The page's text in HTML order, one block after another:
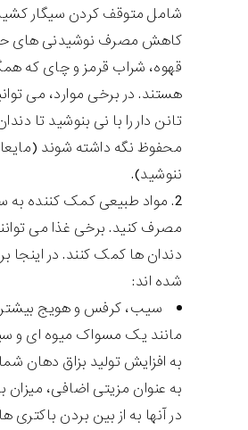
شامل متوقف کردن سیگار
کاهش مصرف نوشیدنی های
قهوه، شراب قرمز و چای که
هستند. در برخی موارد، می
تانن دار را با نی بنوشید تا
محفوظ نگه داشته شوند
ننوشید).
مواد طبیعی کمک کننده به
مصرف کنید. برخی غذا می
دندان ها کمک کنند. در اینجا
شده اند:
سیب، کرفس و هویج
مانند یک مسواک میوه ای و
به افزایش تولید بزاق دهان
در آنها به از بین بردن باکتری